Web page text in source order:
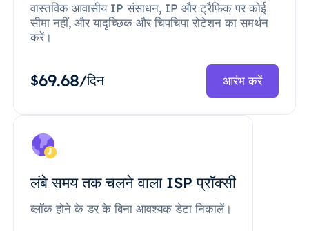
वास्तविक आवासीय IP संसाधन, IP और ट्रैफ़िक पर कोई
सीमा नहीं, और यादृच्छिक और चिपचिपा रोटेशन का समर्थन
करें।
$69.68/दिन आरंभ करें
लंबे समय तक चलने वाला ISP प्रॉक्सी
ब्लॉक होने के डर के बिना आवश्यक डेटा निकालें।